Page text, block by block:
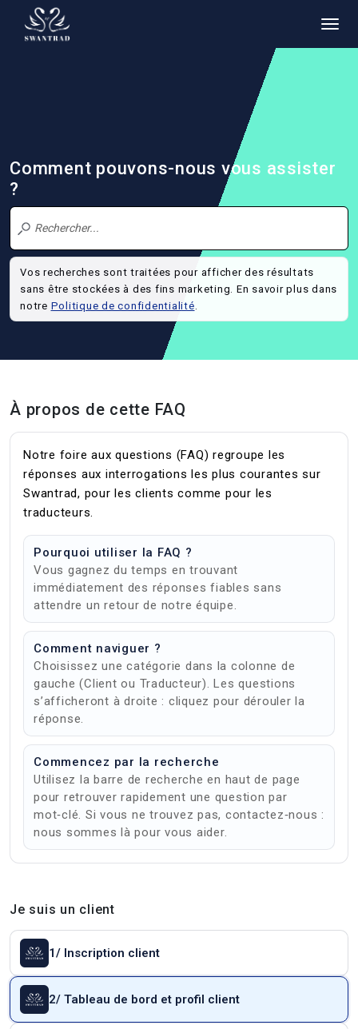
Comment pouvons-nous vous assister
?
Vos recherches sont traitées pour afficher des résultats
sans être stockées à des fins marketing. En savoir plus dans
notre Politique de confidentialité.
À propos de cette FAQ
Notre foire aux questions (FAQ) regroupe les
réponses aux interrogations les plus courantes sur
Swantrad, pour les clients comme pour les
traducteurs.
Pourquoi utiliser la FAQ ?
Vous gagnez du temps en trouvant
immédiatement des réponses fiables sans
attendre un retour de notre équipe.
Comment naviguer ?
Choisissez une catégorie dans la colonne de
gauche (Client ou Traducteur). Les questions
s’afficheront à droite : cliquez pour dérouler la
réponse.
Commencez par la recherche
Utilisez la barre de recherche en haut de page
pour retrouver rapidement une question par
mot‑clé. Si vous ne trouvez pas, contactez‑nous :
nous sommes là pour vous aider.
Je suis un client
1/ Inscription client
2/ Tableau de bord et profil client